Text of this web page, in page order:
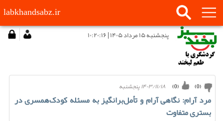
labkhandsabz.ir
پنجشنبه ۱۵ مرداد ۱۴۰۵ | ۱۰:۲۰:۱۶
۱۴۰۳/۱۱/۱۸ پنجشنبه (
0
) (
0
)
مرد آرام: نگاهی آرام و تأمل‌برانگیز به مسئله کودک‌همسری در
بستری متفاوت